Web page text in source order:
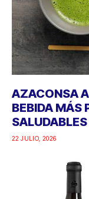
AZACONSA
BEBIDA MÁS
SALUDABLES
22 JULIO, 2026